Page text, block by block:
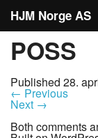
HJM Norge AS
Hjem
Om oss
Tjenester
POSS
Published 28.
← Previous
Next →
Both comments